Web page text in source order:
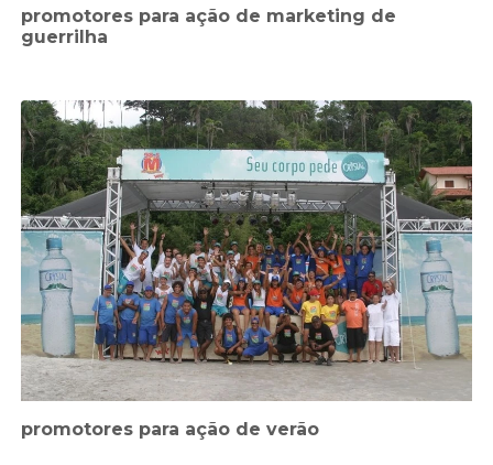
promotores para ação de marketing de
guerrilha
promotores para ação de verão